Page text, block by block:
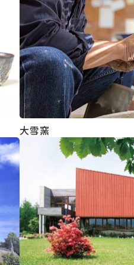
大雪窯